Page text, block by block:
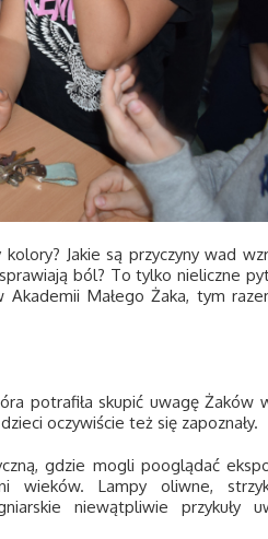
Jakie są przyczyny wad
ból? To tylko nieliczne
Małego Żaka, tym
potrafiła skupić uwagę Żaków
oczywiście też się zapoznały.
gdzie mogli pooglądać
wieków. Lampy oliwne,
niewątpliwie przykuły